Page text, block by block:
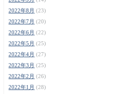
2022年8月 (23)
2022年7月 (20)
2022年6月 (22)
2022年5月 (25)
2022年4月 (27)
2022年3月 (25)
2022年2月 (26)
2022年1月 (28)